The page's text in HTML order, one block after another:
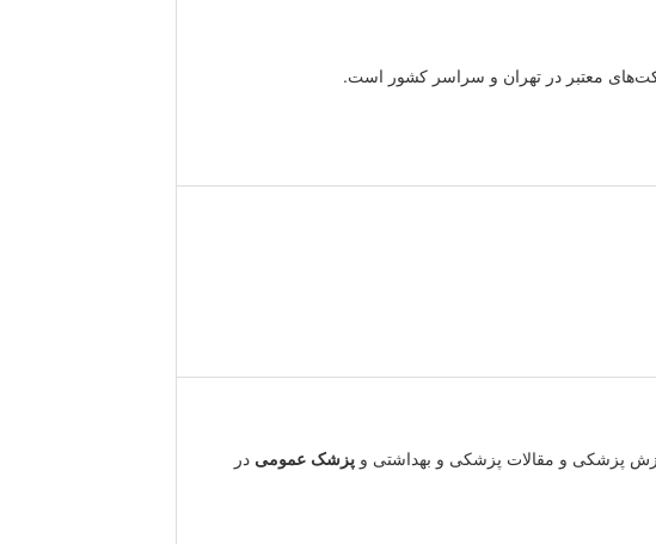
معتبر در تهران و سراسر کشور است.
پزشکی و مقالات پزشکی و بهداشتی و پزشک عمومی در